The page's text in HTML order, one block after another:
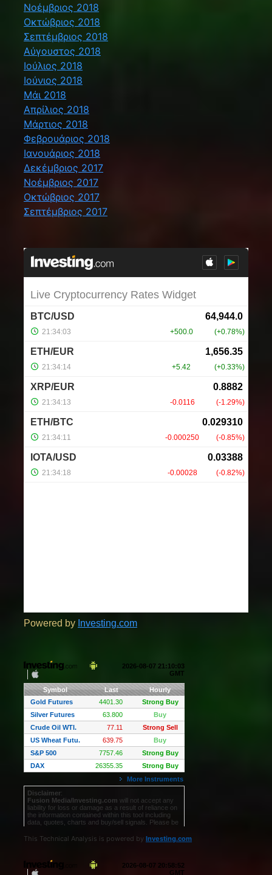
Νοέμβριος 2018
Οκτώβριος 2018
Σεπτέμβριος 2018
Αύγουστος 2018
Ιούλιος 2018
Ιούνιος 2018
Μάι 2018
Απρίλιος 2018
Μάρτιος 2018
Φεβρουάριος 2018
Ιανουάριος 2018
Δεκέμβριος 2017
Νοέμβριος 2017
Οκτώβριος 2017
Σεπτέμβριος 2017
Powered by Investing.com
This Technical Analysis is powered by Investing.com